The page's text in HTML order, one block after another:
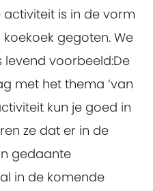
is in de vorm
gegoten. We
levend voorbeeld:De
met het thema ‘van
kun je goed in
ze dat er in de
gedaante
in de komende